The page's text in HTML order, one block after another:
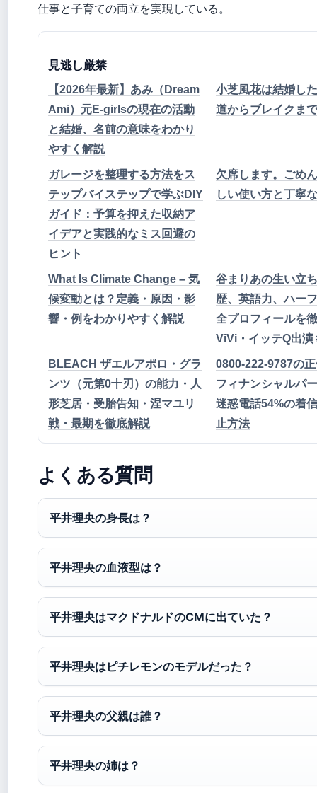
仕事と子育ての両立を実現している。
見逃し厳禁
【2026年最新】あみ（Dream
Ami）元E-girlsの現在の活動
と結婚、名前の意味をわかり
やすく解説
小芝風花は結婚し
道からブレイクま
ガレージを整理する方法をス
テップバイステップで学ぶDIY
ガイド：予算を抑えた収納ア
イデアと実践的なミス回避の
ヒント
欠席します。ごめ
しい使い方と丁寧
What Is Climate Change – 気
候変動とは？定義・原因・影
響・例をわかりやすく解説
谷まりあの生い立
歴、英語力、ハー
全プロフィールを
ViVi・イッテQ出演
BLEACH ザエルアポロ・グラ
ンツ（元第0十刃）の能力・人
形芝居・受胎告知・涅マユリ
戦・最期を徹底解説
0800-222-9787の
フィナンシャルパ
迷惑電話54%の着
止方法
よくある質問
平井理央の身長は？
平井理央の血液型は？
平井理央はマクドナルドのCMに出ていた？
平井理央はピチレモンのモデルだった？
平井理央の父親は誰？
平井理央の姉は？